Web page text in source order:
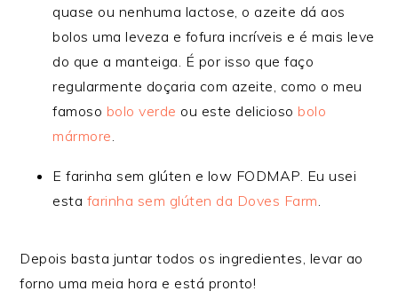
quase ou nenhuma lactose, o azeite dá aos
bolos uma leveza e fofura incríveis e é mais leve
do que a manteiga. É por isso que faço
regularmente doçaria com azeite, como o meu
famoso bolo verde ou este delicioso bolo
mármore.
E farinha sem glúten e low FODMAP. Eu usei
esta farinha sem glúten da Doves Farm.
Depois basta juntar todos os ingredientes, levar ao
forno uma meia hora e está pronto!